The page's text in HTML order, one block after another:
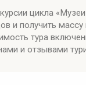
цикла
и получить
тура
и отзывами